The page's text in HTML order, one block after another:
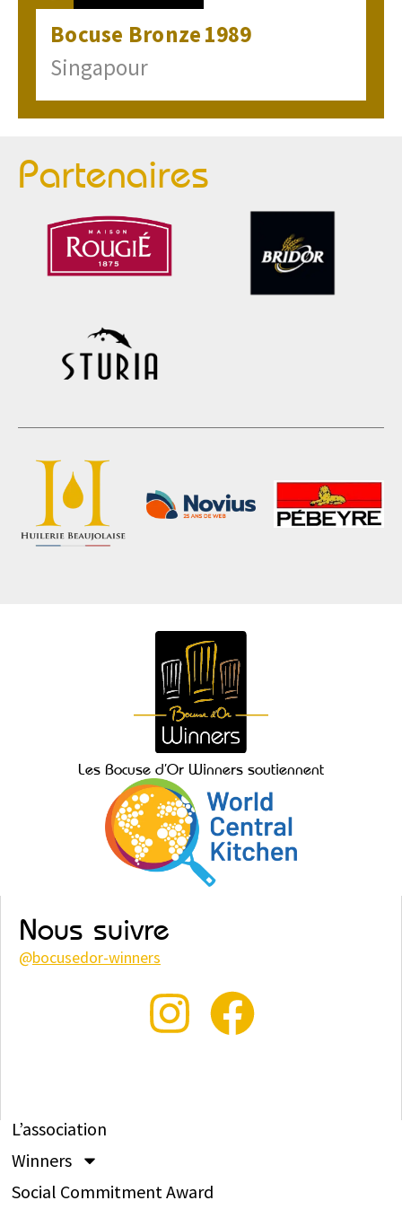
Bocuse Bronze1989
Singapour
Partenaires
Les Bocuse d’Or Winners soutiennent
Nous suivre
@bocusedor-winners
L’association
Winners
Social Commitment Award